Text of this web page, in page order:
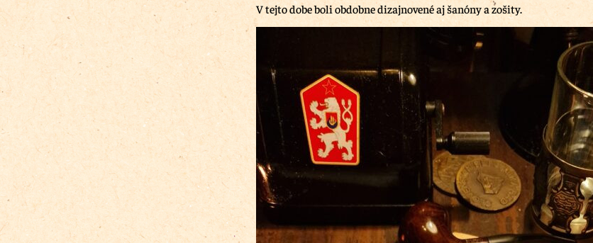
V tejto dobe boli obdobne dizajnovené aj šanóny a zošity.